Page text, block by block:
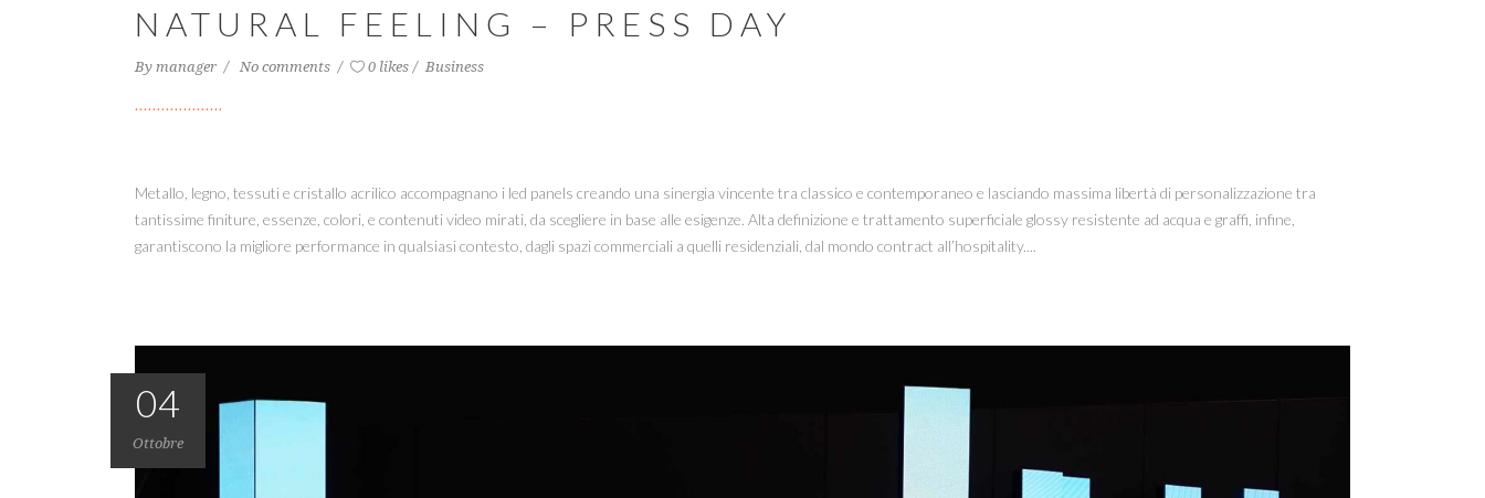
NATURAL FEELING – PRESS DAY
By manager No comments 0 likes Business
Metallo, legno, tessuti e cristallo acrilico accompagnano i led panels creando una sinergia vincente tra classico e contemporaneo e lasciando massima libertà di personalizzazione tra
tantissime finiture, essenze, colori, e contenuti video mirati, da scegliere in base alle esigenze. Alta definizione e trattamento superficiale glossy resistente ad acqua e graffi, infine,
garantiscono la migliore performance in qualsiasi contesto, dagli spazi commerciali a quelli residenziali, dal mondo contract all’hospitality....
04
Ottobre